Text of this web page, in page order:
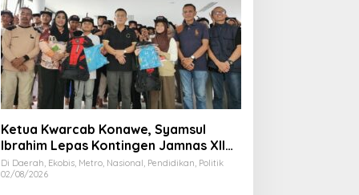
Ketua Kwarcab Konawe, Syamsul
Ibrahim Lepas Kontingen Jamnas XII
2026
Di Daerah, Ekobis, Metro, Nasional, Pendidikan, Politik
02/08/2026